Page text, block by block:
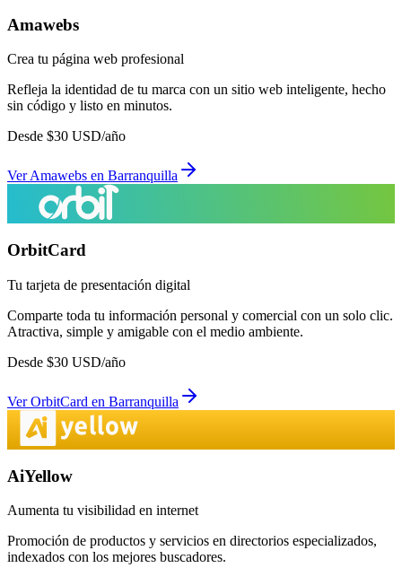
Amawebs
Crea tu página web profesional
Refleja la identidad de tu marca con un sitio web inteligente, hecho
sin código y listo en minutos.
Desde $30 USD/año
VerAmawebs en Barranquilla
OrbitCard
Tu tarjeta de presentación digital
Comparte toda tu información personal y comercial con un solo clic.
Atractiva, simple y amigable con el medio ambiente.
Desde $30 USD/año
VerOrbitCard en Barranquilla
AiYellow
Aumenta tu visibilidad en internet
Promoción de productos y servicios en directorios especializados,
indexados con los mejores buscadores.